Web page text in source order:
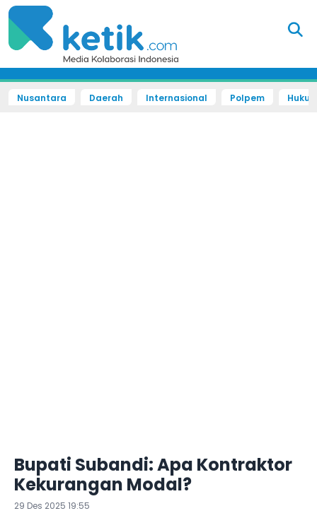
Nusantara Daerah Internasional Polpem
Bupati Subandi: Apa Kontraktor
Kekurangan Modal?
29 Des 2025 19:55